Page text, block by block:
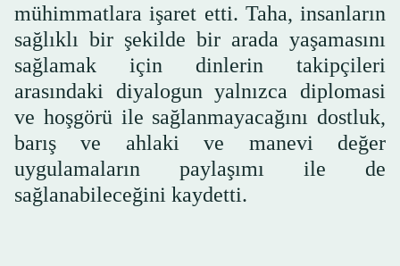
mühimmatlara işaret etti. Taha, insanların
sağlıklı bir şekilde bir arada yaşamasını
sağlamak için dinlerin takipçileri
arasındaki diyalogun yalnızca diplomasi
ve hoşgörü ile sağlanmayacağını dostluk,
barış ve ahlaki ve manevi değer
uygulamaların paylaşımı ile de
sağlanabileceğini kaydetti.